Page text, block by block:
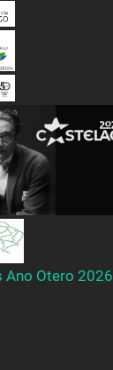
Ano Otero 2026